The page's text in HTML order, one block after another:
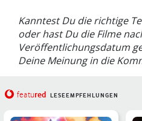
Kanntest Du die richtige
oder hast Du die Filme
Veröffentlichungsdatum
Deine Meinung in die
featured LESEEMPFEHLUNGEN